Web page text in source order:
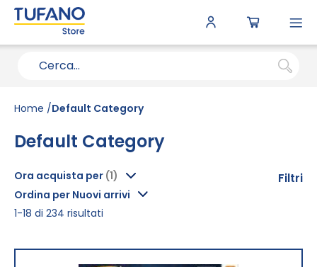
Home Default Category
Default Category
Ordina per Nuovi arrivi
1-18 di 234 risultati
Filtri
Ora acquista per